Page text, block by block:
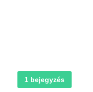
1 bejegyzés